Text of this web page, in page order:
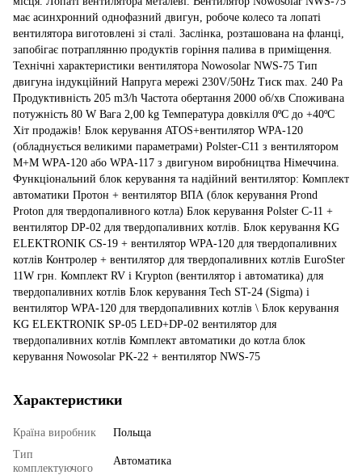
Характеристики
Країна виробник
Польща
Тип
комплектуючого
Автоматика